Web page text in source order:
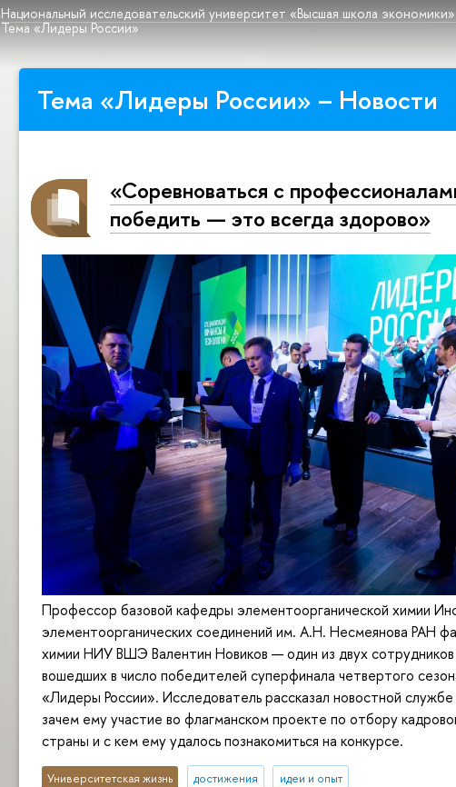
Национальный исследовательский университет «Высшая школа экономики»
Тема «Лидеры России»
Тема «Лидеры России» – Новости
«Соревноваться с
победить — это всегда здорово»
Профессор базовой кафедры элементоорганической химии
элементоорганических соединений им. А.Н. Несмеянова РАН
химии НИУ ВШЭ Валентин Новиков — один из двух
вошедших в число победителей суперфинала четвертого
«Лидеры России». Исследователь рассказал новостной
зачем ему участие во флагманском проекте по отбору
страны и с кем ему удалось познакомиться на конкурсе.
Университетская жизнь достижения идеи и опыт